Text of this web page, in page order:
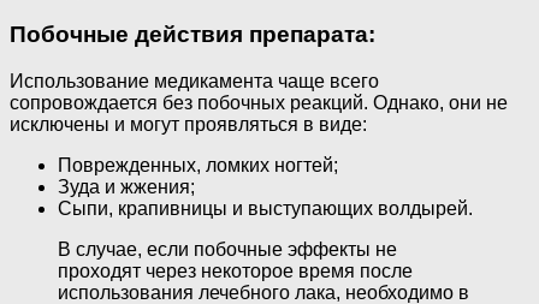
Побочные действия препарата:
Использование медикамента чаще всего
сопровождается без побочных реакций. Однако, они не
исключены и могут проявляться в виде:
Поврежденных, ломких ногтей;
Зуда и жжения;
Сыпи, крапивницы и выступающих волдырей.
В случае, если побочные эффекты не
проходят через некоторое время после
использования лечебного лака, необходимо в